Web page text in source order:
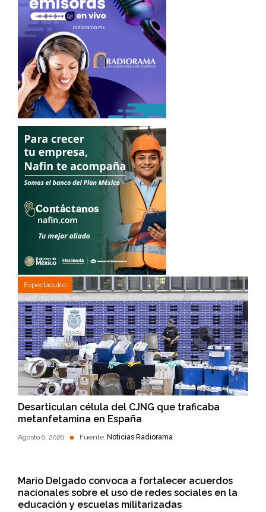
Espectáculos
Desarticulan célula del CJNG que traficaba
metanfetamina en España
Agosto 6, 2026 Fuente: Noticias Radiorama
Mario Delgado convoca a fortalecer acuerdos
nacionales sobre el uso de redes sociales en la
educación y escuelas militarizadas